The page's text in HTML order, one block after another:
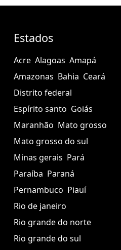
Estados
Acre Alagoas Amapá
Amazonas Bahia Ceará
Distrito federal
Espírito santo Goiás
Maranhão Mato grosso
Mato grosso do sul
Minas gerais Pará
Paraíba Paraná
Pernambuco Piauí
Rio de janeiro
Rio grande do norte
Rio grande do sul